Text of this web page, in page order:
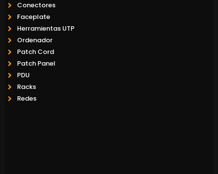
Conectores
Faceplate
Herramientas UTP
Ordenador
Patch Cord
Patch Panel
PDU
Racks
Redes